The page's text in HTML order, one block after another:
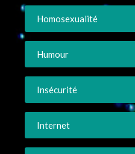
Homosexualité
Humour
Insécurité
Internet